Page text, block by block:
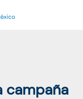
campaña